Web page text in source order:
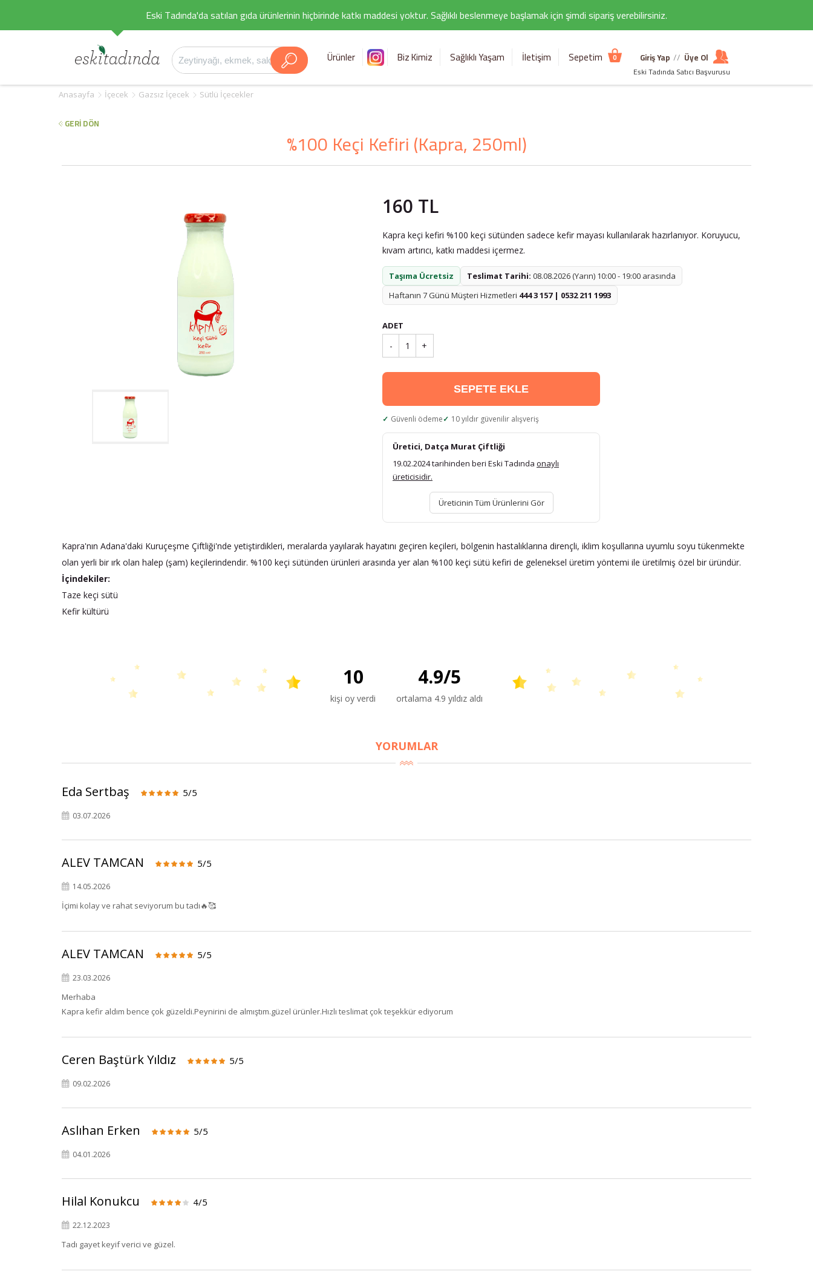
Eski Tadında'da satılan gıda ürünlerinin hiçbirinde katkı maddesi yoktur. Sağlıklı beslenmeye başlamak için şimdi sipariş verebilirsiniz.
Ürünler Biz Kimiz Sağlıklı Yaşam İletişim Sepetim 0 Giriş Yap // Üye Ol
Eski Tadında Satıcı Başvurusu
Anasayfa İçecek Gazsız İçecek Sütlü İçecekler
GERİ DÖN
%100 Keçi Kefiri (Kapra, 250ml)
160 TL
Kapra keçi kefiri %100 keçi sütünden sadece kefir mayası kullanılarak hazırlanıyor. Koruyucu,
kıvam artırıcı, katkı maddesi içermez.
Taşıma Ücretsiz Teslimat Tarihi: 08.08.2026 (Yarın) 10:00 - 19:00 arasında
Haftanın 7 Günü Müşteri Hizmetleri 444 3 157 | 0532 211 1993
ADET
- 1 +
SEPETE EKLE
Güvenli ödeme 10 yıldır güvenilir alışveriş
Üretici, Datça Murat Çiftliği
19.02.2024 tarihinden beri Eski Tadında onaylı
üreticisidir.
Üreticinin Tüm Ürünlerini Gör
Kapra'nın Adana'daki Kuruçeşme Çiftliği'nde yetiştirdikleri, meralarda yayılarak hayatını geçiren keçileri, bölgenin hastalıklarına dirençli, iklim koşullarına uyumlu soyu tükenmekte
olan yerli bir ırk olan halep (şam) keçilerindendir. %100 keçi sütünden ürünleri arasında yer alan %100 keçi sütü kefiri de geleneksel üretim yöntemi ile üretilmiş özel bir üründür.
İçindekiler:
Taze keçi sütü
Kefir kültürü
10
kişi oy verdi
4.9/5
ortalama 4.9 yıldız aldı
YORUMLAR
Eda Sertbaş 5/5
03.07.2026
ALEV TAMCAN 5/5
14.05.2026
İçimi kolay ve rahat seviyorum bu tadı🔥🥰
ALEV TAMCAN 5/5
23.03.2026
Merhaba
Kapra kefir aldım bence çok güzeldi.Peynirini de almıştım.güzel ürünler.Hızlı teslimat çok teşekkür ediyorum
Ceren Baştürk Yıldız 5/5
09.02.2026
Aslıhan Erken 5/5
04.01.2026
Hilal Konukcu 4/5
22.12.2023
Tadı gayet keyif verici ve güzel.
×